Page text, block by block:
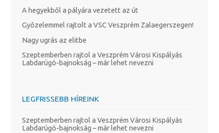
A hegyekből a pályára vezetett az út
Győzelemmel rajtolt a VSC Veszprém Zalaegerszegen!
Nagy ugrás az elitbe
Szeptemberben rajtol a Veszprém Városi Kispályás
Labdarúgó-bajnokság – már lehet nevezni
LEGFRISSEBB HÍREINK
Szeptemberben rajtol a Veszprém Városi Kispályás
Labdarúgó-bajnokság – már lehet nevezni